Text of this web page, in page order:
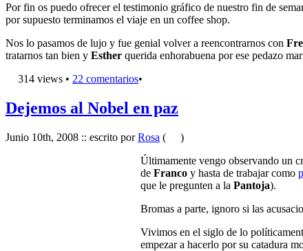
Por fin os puedo ofrecer el testimonio gráfico de nuestro fin de
por supuesto terminamos el viaje en un coffee shop.
Nos lo pasamos de lujo y fue genial volver a reencontrarnos con
tratarnos tan bien y Esther querida enhorabuena por ese pedazo
314 views • 22 comentarios•
Dejemos al Nobel en paz
Junio 10th, 2008 :: escrito porRosa (
)
Últimamente vengo observando un
de Franco y hasta de trabajar como
que le pregunten a la Pantoja).
Bromas a parte, ignoro si las
Vivimos en el siglo de lo
empezar a hacerlo por su catadura